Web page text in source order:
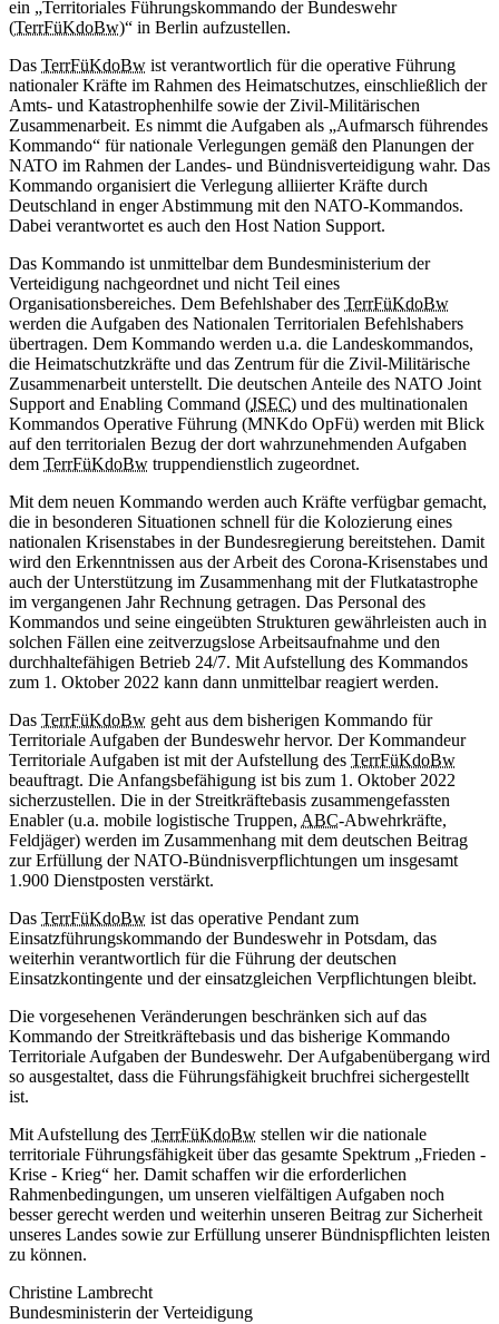
ein „Territoriales Führungskommando der Bundeswehr
(TerrFüKdoBw)“ in Berlin aufzustellen.
Das TerrFüKdoBw ist verantwortlich für die operative Führung
nationaler Kräfte im Rahmen des Heimatschutzes, einschließlich der
Amts- und Katastrophenhilfe sowie der Zivil-Militärischen
Zusammenarbeit. Es nimmt die Aufgaben als „Aufmarsch führendes
Kommando“ für nationale Verlegungen gemäß den Planungen der
NATO im Rahmen der Landes- und Bündnisverteidigung wahr. Das
Kommando organisiert die Verlegung alliierter Kräfte durch
Deutschland in enger Abstimmung mit den NATO-Kommandos.
Dabei verantwortet es auch den Host Nation Support.
Das Kommando ist unmittelbar dem Bundesministerium der
Verteidigung nachgeordnet und nicht Teil eines
Organisationsbereiches. Dem Befehlshaber des TerrFüKdoBw
werden die Aufgaben des Nationalen Territorialen Befehlshabers
übertragen. Dem Kommando werden u.a. die Landeskommandos,
die Heimatschutzkräfte und das Zentrum für die Zivil-Militärische
Zusammenarbeit unterstellt. Die deutschen Anteile des NATO Joint
Support and Enabling Command (JSEC) und des multinationalen
Kommandos Operative Führung (MNKdo OpFü) werden mit Blick
auf den territorialen Bezug der dort wahrzunehmenden Aufgaben
dem TerrFüKdoBw truppendienstlich zugeordnet.
Mit dem neuen Kommando werden auch Kräfte verfügbar gemacht,
die in besonderen Situationen schnell für die Kolozierung eines
nationalen Krisenstabes in der Bundesregierung bereitstehen. Damit
wird den Erkenntnissen aus der Arbeit des Corona-Krisenstabes und
auch der Unterstützung im Zusammenhang mit der Flutkatastrophe
im vergangenen Jahr Rechnung getragen. Das Personal des
Kommandos und seine eingeübten Strukturen gewährleisten auch in
solchen Fällen eine zeitverzugslose Arbeitsaufnahme und den
durchhaltefähigen Betrieb 24/7. Mit Aufstellung des Kommandos
zum 1. Oktober 2022 kann dann unmittelbar reagiert werden.
Das TerrFüKdoBw geht aus dem bisherigen Kommando für
Territoriale Aufgaben der Bundeswehr hervor. Der Kommandeur
Territoriale Aufgaben ist mit der Aufstellung des TerrFüKdoBw
beauftragt. Die Anfangsbefähigung ist bis zum 1. Oktober 2022
sicherzustellen. Die in der Streitkräftebasis zusammengefassten
Enabler (u.a. mobile logistische Truppen, ABC-Abwehrkräfte,
Feldjäger) werden im Zusammenhang mit dem deutschen Beitrag
zur Erfüllung der NATO-Bündnisverpflichtungen um insgesamt
1.900 Dienstposten verstärkt.
Das TerrFüKdoBw ist das operative Pendant zum
Einsatzführungskommando der Bundeswehr in Potsdam, das
weiterhin verantwortlich für die Führung der deutschen
Einsatzkontingente und der einsatzgleichen Verpflichtungen bleibt.
Die vorgesehenen Veränderungen beschränken sich auf das
Kommando der Streitkräftebasis und das bisherige Kommando
Territoriale Aufgaben der Bundeswehr. Der Aufgabenübergang wird
so ausgestaltet, dass die Führungsfähigkeit bruchfrei sichergestellt
ist.
Mit Aufstellung des TerrFüKdoBw stellen wir die nationale
territoriale Führungsfähigkeit über das gesamte Spektrum „Frieden -
Krise - Krieg“ her. Damit schaffen wir die erforderlichen
Rahmenbedingungen, um unseren vielfältigen Aufgaben noch
besser gerecht werden und weiterhin unseren Beitrag zur Sicherheit
unseres Landes sowie zur Erfüllung unserer Bündnispflichten leisten
zu können.
Christine Lambrecht
Bundesministerin der Verteidigung